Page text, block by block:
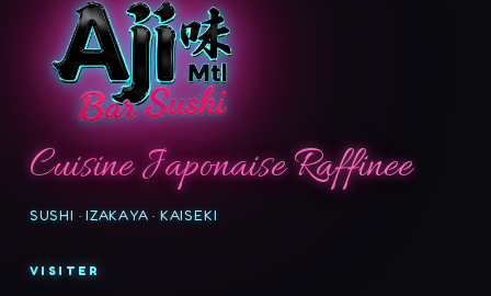
Cuisine Japonaise Raffinee
SUSHI · IZAKAYA · KAISEKI
VISITER